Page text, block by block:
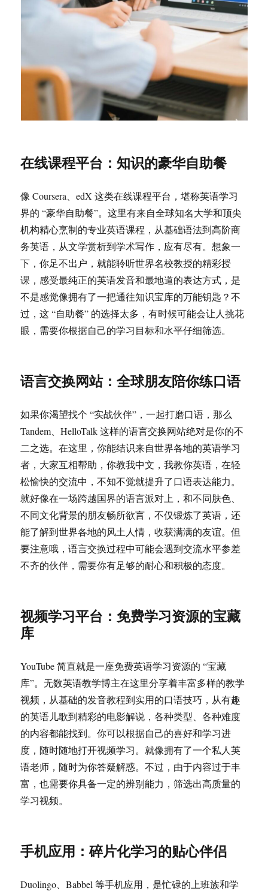
在线课程平台：知识的豪华自助餐
像 Coursera、edX 这类在线课程平台，堪称英语学习
界的 “豪华自助餐”。这里有来自全球知名大学和顶尖
机构精心烹制的专业英语课程，从基础语法到高阶商
务英语，从文学赏析到学术写作，应有尽有。想象一
下，你足不出户，就能聆听世界名校教授的精彩授
课，感受最纯正的英语发音和最地道的表达方式，是
不是感觉像拥有了一把通往知识宝库的万能钥匙？不
过，这 “自助餐” 的选择太多，有时候可能会让人挑花
眼，需要你根据自己的学习目标和水平仔细筛选。
语言交换网站：全球朋友陪你练口语
如果你渴望找个 “实战伙伴”，一起打磨口语，那么
Tandem、HelloTalk 这样的语言交换网站绝对是你的不
二之选。在这里，你能结识来自世界各地的英语学习
者，大家互相帮助，你教我中文，我教你英语，在轻
松愉快的交流中，不知不觉就提升了口语表达能力。
就好像在一场跨越国界的语言派对上，和不同肤色、
不同文化背景的朋友畅所欲言，不仅锻炼了英语，还
能了解到世界各地的风土人情，收获满满的友谊。但
要注意哦，语言交换过程中可能会遇到交流水平参差
不齐的伙伴，需要你有足够的耐心和积极的态度。
视频学习平台：免费学习资源的宝藏
库
YouTube 简直就是一座免费英语学习资源的 “宝藏
库”。无数英语教学博主在这里分享着丰富多样的教学
视频，从基础的发音教程到实用的口语技巧，从有趣
的英语儿歌到精彩的电影解说，各种类型、各种难度
的内容都能找到。你可以根据自己的喜好和学习进
度，随时随地打开视频学习。就像拥有了一个私人英
语老师，随时为你答疑解惑。不过，由于内容过于丰
富，也需要你具备一定的辨别能力，筛选出高质量的
学习视频。
手机应用：碎片化学习的贴心伴侣
Duolingo、Babbel 等手机应用，是忙碌的上班族和学